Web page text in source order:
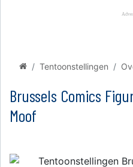
Tentoonstellingen
Brussels Comics
Moof